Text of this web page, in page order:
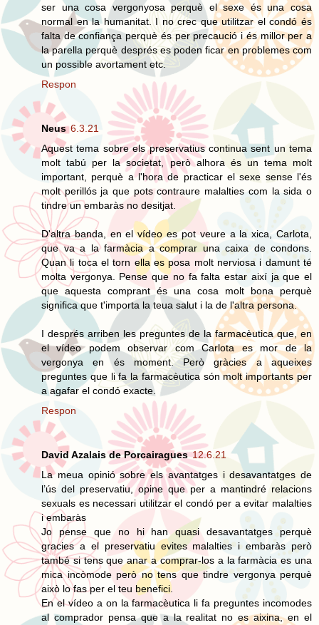
ser una cosa vergonyosa perquè el sexe és una cosa
normal en la humanitat. I no crec que utilitzar el condó és
falta de confiança perquè és per precaució i és millor per a
la parella perquè després es poden ficar en problemes com
un possible avortament etc.
Respon
Neus 6.3.21
Aquest tema sobre els preservatius continua sent un tema
molt tabú per la societat, però alhora és un tema molt
important, perquè a l'hora de practicar el sexe sense l'és
molt perillós ja que pots contraure malalties com la sida o
tindre un embaràs no desitjat.
D'altra banda, en el vídeo es pot veure a la xica, Carlota,
que va a la farmàcia a comprar una caixa de condons.
Quan li toca el torn ella es posa molt nerviosa i damunt té
molta vergonya. Pense que no fa falta estar així ja que el
que aquesta comprant és una cosa molt bona perquè
significa que t'importa la teua salut i la de l'altra persona.
I després arriben les preguntes de la farmacèutica que, en
el vídeo podem observar com Carlota es mor de la
vergonya en és moment. Però gràcies a aqueixes
preguntes que li fa la farmacèutica són molt importants per
a agafar el condó exacte.
Respon
David Azalais de Porcairagues 12.6.21
La meua opinió sobre els avantatges i desavantatges de
l’ús del preservatiu, opine que per a mantindré relacions
sexuals es necessari utilitzar el condó per a evitar malalties
i embaràs
Jo pense que no hi han quasi desavantatges perquè
gracies a el preservatiu evites malalties i embaràs però
també si tens que anar a comprar-los a la farmàcia es una
mica incòmode però no tens que tindre vergonya perquè
això lo fas per el teu benefici.
En el vídeo a on la farmacèutica li fa preguntes incomodes
al comprador pensa que a la realitat no es aixina, en el